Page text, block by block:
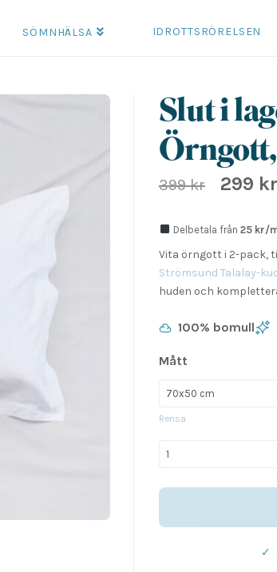
SÖMNHÄLSA IDROTTSRÖRELSEN
Slut i
399kr
Det
var:
399 kr.
299 kr
Delbetala från 25 kr/
Vita örngott i 2-pack,
Strömsund Talalay-
huden och
100% bomull
Mått
Rensa
Strömsund
mängd
✓